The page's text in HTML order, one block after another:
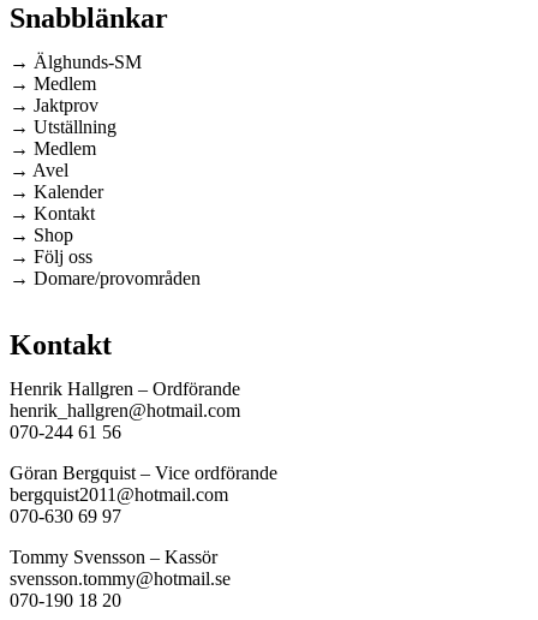
Snabblänkar
→ Älghunds-SM
→ Medlem
→ Jaktprov
→ Utställning
→ Medlem
→ Avel
→ Kalender
→ Kontakt
→ Shop
→ Följ oss
→ Domare/provområden
Kontakt
Henrik Hallgren – Ordförande
henrik_hallgren@hotmail.com
070-244 61 56
Göran Bergquist – Vice ordförande
bergquist2011@hotmail.com
070-630 69 97
Tommy Svensson – Kassör
svensson.tommy@hotmail.se
070-190 18 20